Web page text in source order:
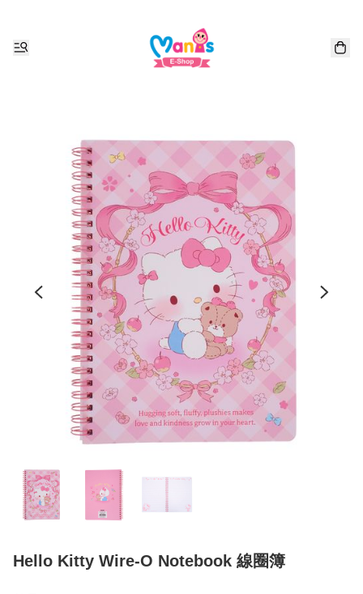
Hello Kitty Wire-O Notebook 線圈簿